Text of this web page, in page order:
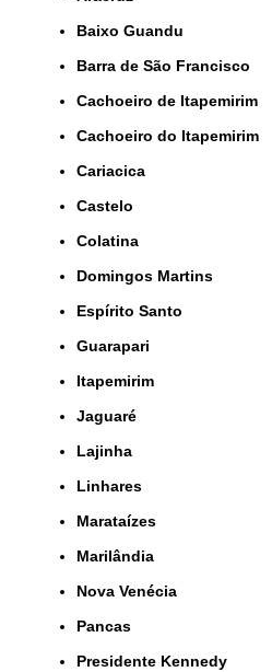
Baixo Guandu
Barra de São Francisco
Cachoeiro de Itapemirim
Cachoeiro do Itapemirim
Cariacica
Castelo
Colatina
Domingos Martins
Espírito Santo
Guarapari
Itapemirim
Jaguaré
Lajinha
Linhares
Marataízes
Marilândia
Nova Venécia
Pancas
Presidente Kennedy